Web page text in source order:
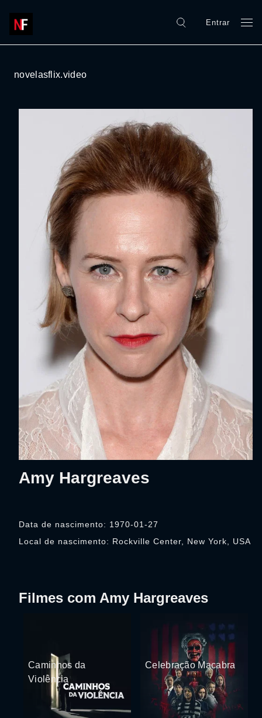
Entrar
novelasflix.video
Amy Hargreaves
Data de nascimento: 1970-01-27
Local de nascimento: Rockville Center, New York, USA
Filmes com Amy Hargreaves
Caminhos da
Violência
Celebração Macabra